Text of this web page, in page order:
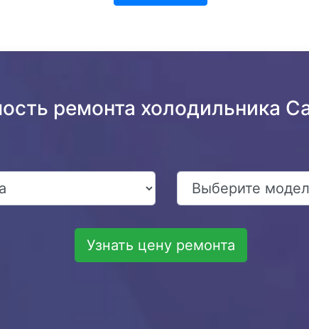
ремонта холодильника
Узнать цену ремонта